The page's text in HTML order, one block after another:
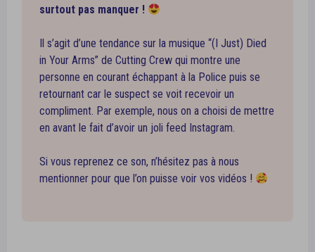
surtout pas manquer !
Il s’agit d’une tendance sur la musique “(I Just) Died
in Your Arms” de Cutting Crew qui montre une
personne en courant échappant à la Police puis se
retournant car le suspect se voit recevoir un
compliment. Par exemple, nous on a choisi de mettre
en avant le fait d’avoir un joli feed Instagram.
Si vous reprenez ce son, n’hésitez pas à nous
mentionner pour que l’on puisse voir vos vidéos !